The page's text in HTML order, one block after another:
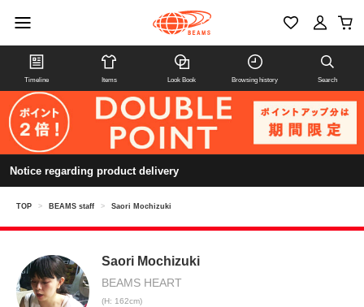
Timeline Items Look Book Browsing history Search
Notice regarding product delivery
TOP > BEAMS staff > Saori Mochizuki
Saori Mochizuki
BEAMS HEART
(H: 162cm)